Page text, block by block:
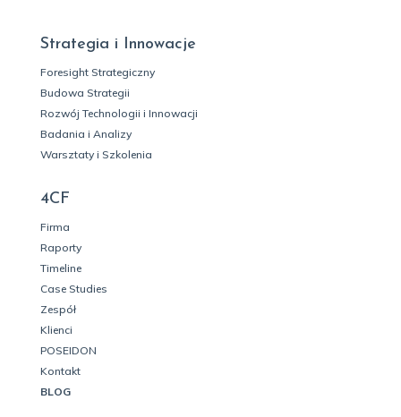
Strategia i Innowacje
Foresight Strategiczny
Budowa Strategii
Rozwój Technologii i Innowacji
Badania i Analizy
Warsztaty i Szkolenia
4CF
Firma
Raporty
Timeline
Case Studies
Zespół
Klienci
POSEIDON
Kontakt
BLOG